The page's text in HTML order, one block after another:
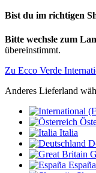
Bist du im richtigen
Bitte wechsle zum
übereinstimmt.
Zu Ecco Verde
Anderes Lieferland
Italia
España